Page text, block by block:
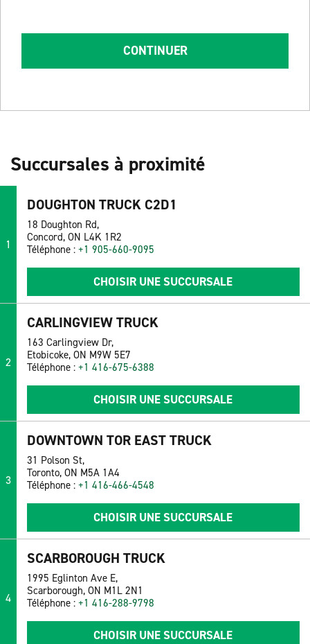
CONTINUER
Succursales à proximité
1
DOUGHTON TRUCK C2D1
18 Doughton Rd,
Concord, ON L4K 1R2
Téléphone : +1 905-660-9095
CHOISIR UNE SUCCURSALE
2
CARLINGVIEW TRUCK
163 Carlingview Dr,
Etobicoke, ON M9W 5E7
Téléphone : +1 416-675-6388
CHOISIR UNE SUCCURSALE
3
DOWNTOWN TOR EAST TRUCK
31 Polson St,
Toronto, ON M5A 1A4
Téléphone : +1 416-466-4548
CHOISIR UNE SUCCURSALE
4
SCARBOROUGH TRUCK
1995 Eglinton Ave E,
Scarborough, ON M1L 2N1
Téléphone : +1 416-288-9798
CHOISIR UNE SUCCURSALE